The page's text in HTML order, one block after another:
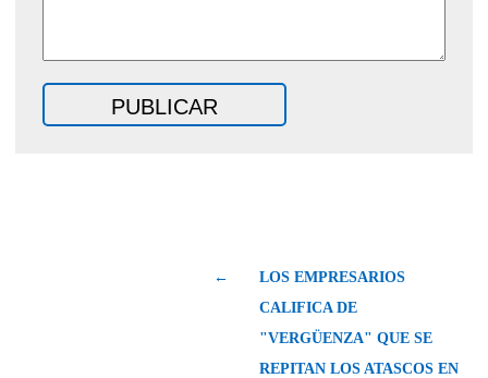
←
LOS EMPRESARIOS
CALIFICA DE
"VERGÜENZA" QUE SE
REPITAN LOS ATASCOS EN